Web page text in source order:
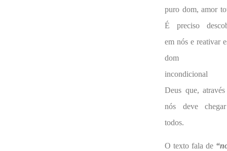
puro dom, amor
É preciso
em nós e reativar
dom
incondicional
Deus que,
nós deve
todos.
O texto fala de